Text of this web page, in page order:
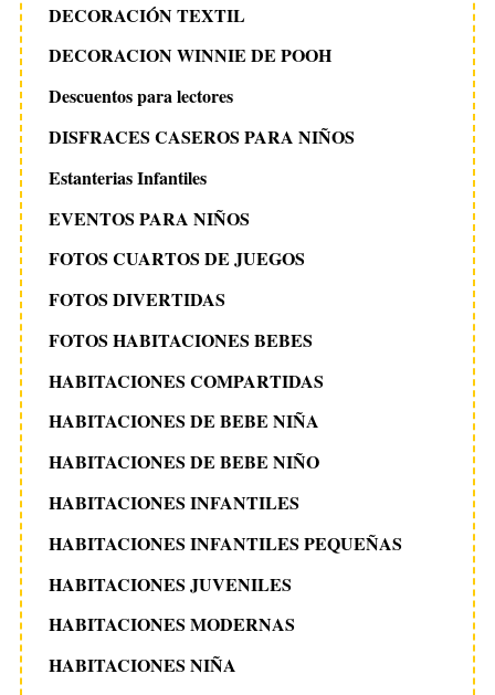
DECORACIÓN TEXTIL
DECORACION WINNIE DE POOH
Descuentos para lectores
DISFRACES CASEROS PARA NIÑOS
Estanterias Infantiles
EVENTOS PARA NIÑOS
FOTOS CUARTOS DE JUEGOS
FOTOS DIVERTIDAS
FOTOS HABITACIONES BEBES
HABITACIONES COMPARTIDAS
HABITACIONES DE BEBE NIÑA
HABITACIONES DE BEBE NIÑO
HABITACIONES INFANTILES
HABITACIONES INFANTILES PEQUEÑAS
HABITACIONES JUVENILES
HABITACIONES MODERNAS
HABITACIONES NIÑA